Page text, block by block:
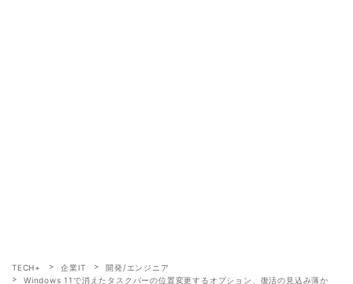
TECH+ 企業IT
開発/エンジニア
Windows 11で消えたタスクバーの位置変更するオプション、復活の見込み薄か